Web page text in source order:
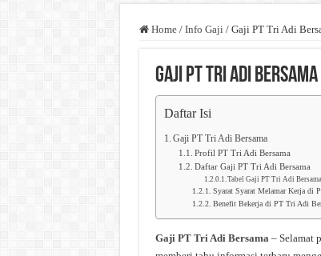
Home / Info Gaji / Gaji PT Tri Adi
Gaji PT Tri Adi Bersama
Daftar Isi
Gaji PT Tri Adi Bersama
Profil PT Tri Adi Bersama
Daftar Gaji PT Tri Adi Bersama
Tabel Gaji PT Tri Adi Bersama
Syarat Syarat Melamar Kerja di
Benefit Bekerja di PT Tri Adi
Gaji PT Tri Adi Bersama – Selamat